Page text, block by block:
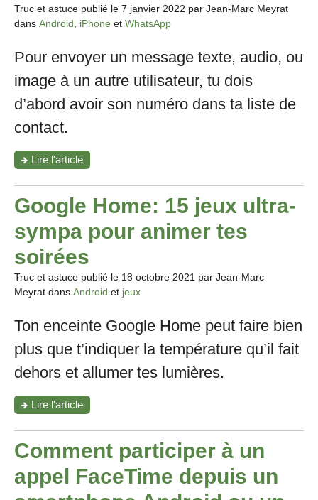
en
app
Android
iOS"
Truc et astuce publié le 7 janvier 2022 par Jean-Marc Meyrat
dans Android iPhone et WhatsApp
Pour envoyer un message texte, audio, ou
image à un autre utilisateur, tu dois
d’abord avoir son numéro dans ta liste de
contact.
Lire l'article"Comment
envoyer
des
messages
WhatsApp
un
non
enregistré?"
Google Home: 15 jeux ultra-
sympa pour animer tes
soirées
Truc et astuce publié le 18 octobre 2021 par Jean-Marc
Meyrat dans Android et jeux
Ton enceinte Google Home peut faire bien
plus que t’indiquer la température qu’il fait
dehors et allumer tes lumières.
Lire l'article"Google
Home:
15
ultra-
sympa
pour
animer
Comment participer à un
appel FaceTime depuis un